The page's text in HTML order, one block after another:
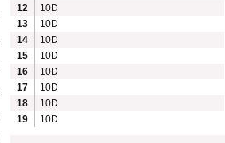
12
10D
13
10D
14
10D
15
10D
16
10D
17
10D
18
10D
19
10D